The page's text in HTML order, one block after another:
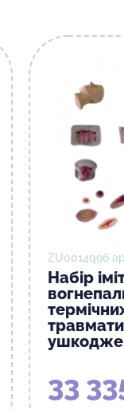
ZU0014q96
Набір
33